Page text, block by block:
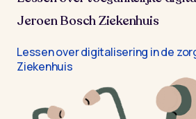
Jeroen Bosch Ziekenhuis
Lessen over digitalisering in de
Ziekenhuis